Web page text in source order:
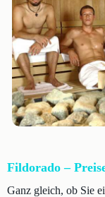
Fildorado –
Ganz gleich, ob Sie